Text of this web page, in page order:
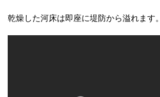
乾燥した河床は即座に堤防から溢れます。